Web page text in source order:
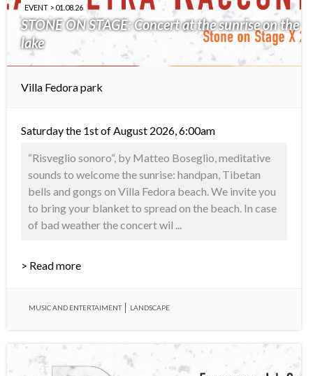
EVENT > 01.08.26
STONE ON STAGE: Concert at the sunrise on the
lake
Villa Fedora park
Saturday the 1st of August 2026, 6:00am
“Risveglio sonoro“, by Matteo Boseglio, meditative
sounds to welcome the sunrise: handpan, Tibetan
bells and gongs on Villa Fedora beach. We invite you
to bring your blanket to spread on the beach. In case
of bad weather the concert wil ...
> Read more
MUSIC AND ENTERTAIMENT LANDSCAPE